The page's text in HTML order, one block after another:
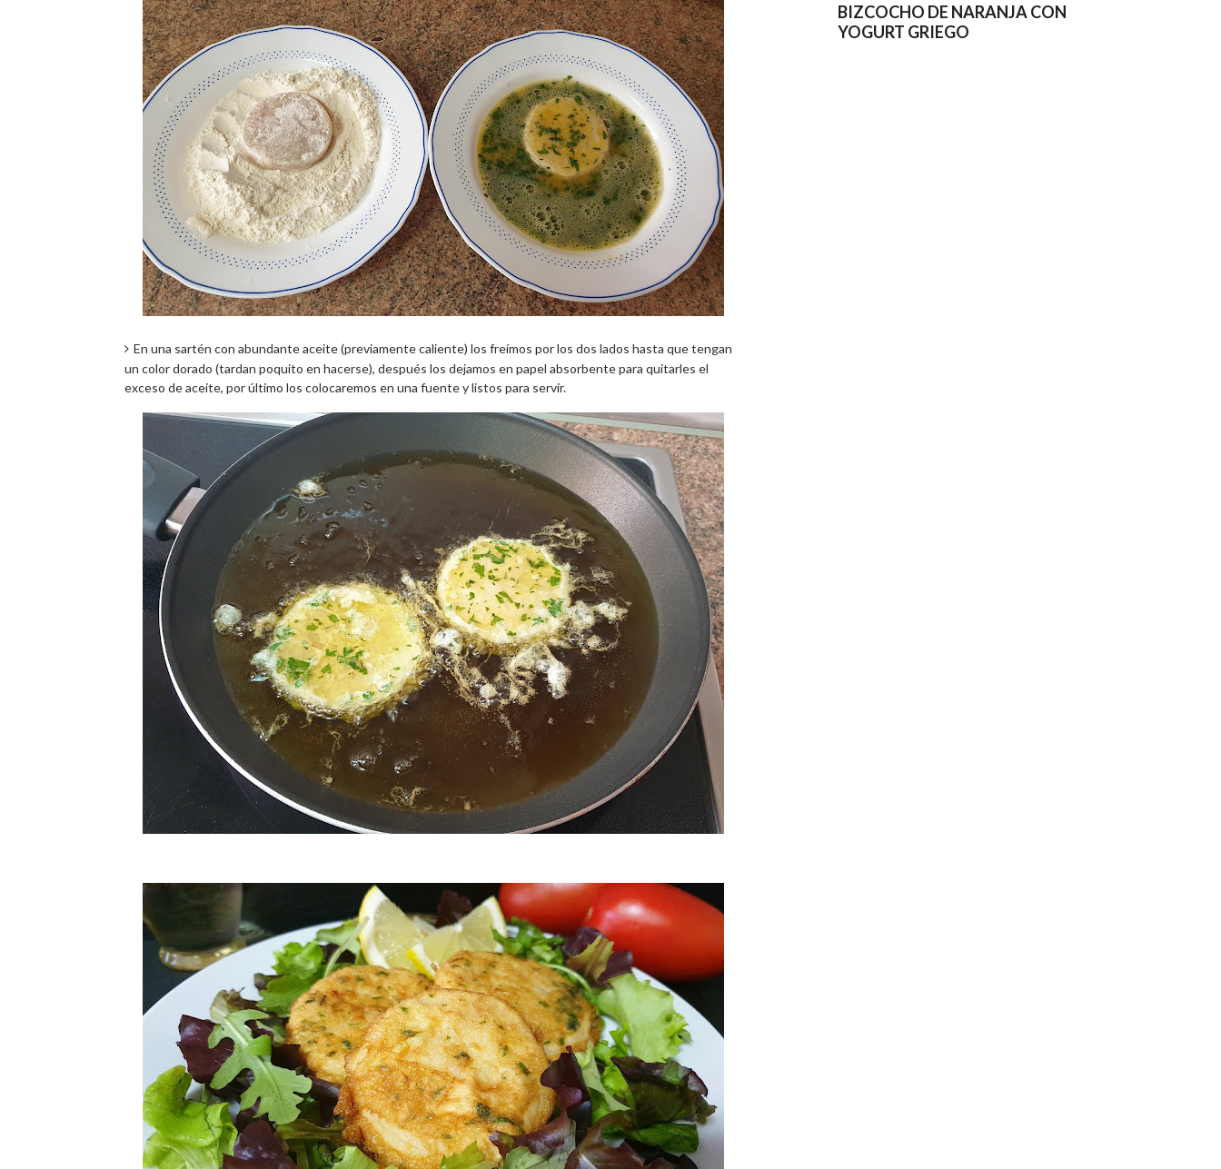
En una sartén con abundante aceite (previamente caliente) los freímos por los dos lados hasta que tengan
un color dorado (tardan poquito en hacerse), después los dejamos en papel absorbente para quitarles el
exceso de aceite, por último los colocaremos en una fuente y listos para servir.
BIZCOCHO DE NARANJA CON
YOGURT GRIEGO